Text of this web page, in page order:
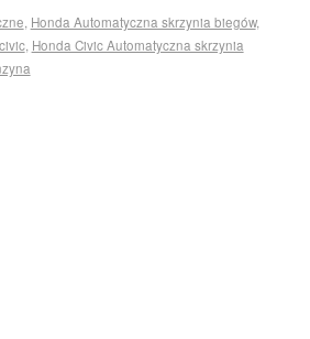
Honda Automatyczna skrzynia biegów,
, Honda Civic Automatyczna skrzynia